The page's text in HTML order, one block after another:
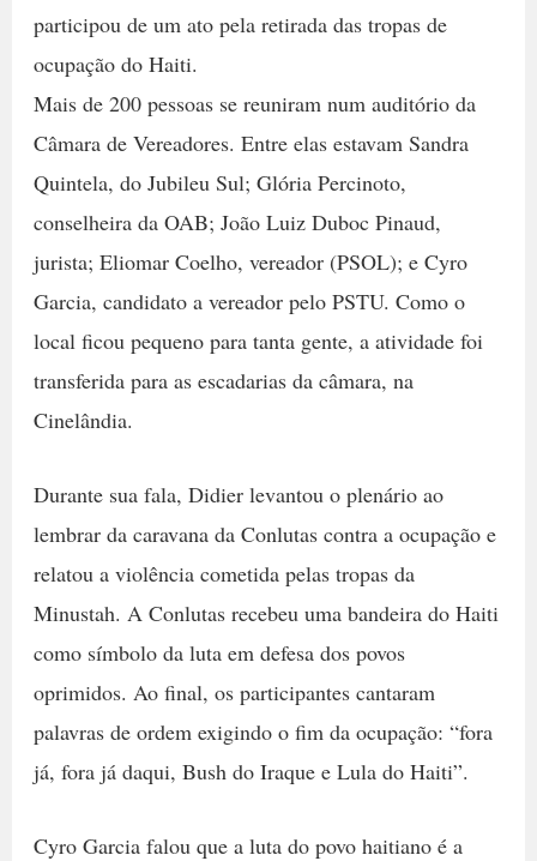
participou de um ato pela retirada das tropas de
ocupação do Haiti.
Mais de 200 pessoas se reuniram num auditório da
Câmara de Vereadores. Entre elas estavam Sandra
Quintela, do Jubileu Sul; Glória Percinoto,
conselheira da OAB; João Luiz Duboc Pinaud,
jurista; Eliomar Coelho, vereador (PSOL); e Cyro
Garcia, candidato a vereador pelo PSTU. Como o
local ficou pequeno para tanta gente, a atividade foi
transferida para as escadarias da câmara, na
Cinelândia.
Durante sua fala, Didier levantou o plenário ao
lembrar da caravana da Conlutas contra a ocupação e
relatou a violência cometida pelas tropas da
Minustah. A Conlutas recebeu uma bandeira do Haiti
como símbolo da luta em defesa dos povos
oprimidos. Ao final, os participantes cantaram
palavras de ordem exigindo o fim da ocupação: “fora
já, fora já daqui, Bush do Iraque e Lula do Haiti”.
Cyro Garcia falou que a luta do povo haitiano é a